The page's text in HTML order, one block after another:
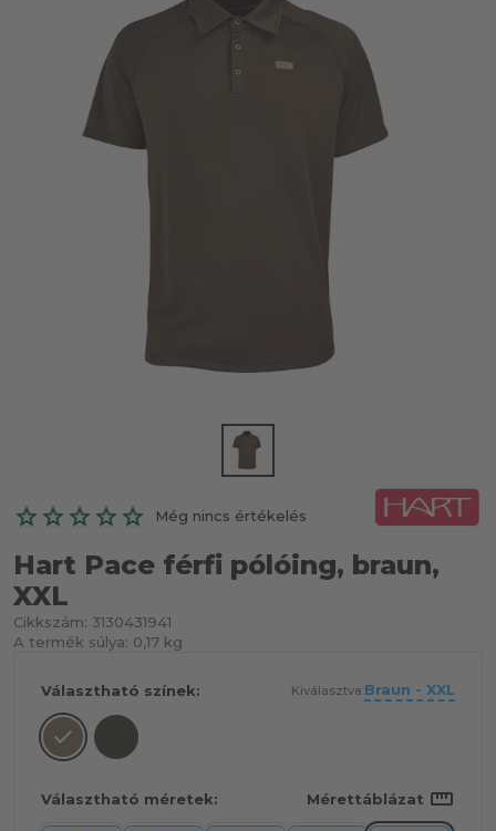
Még nincs értékelés
Hart Pace férfi pólóing, braun,
XXL
Cikkszám: 3130431941
A termék súlya: 0,17 kg
Választható színek: Kiválasztva:Braun - XXL
Választható méretek: Mérettáblázat straighten